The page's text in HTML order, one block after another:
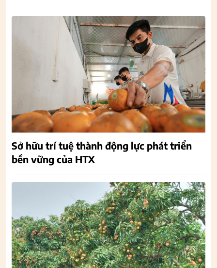
Sở hữu trí tuệ thành động lực phát triển
bền vững của HTX